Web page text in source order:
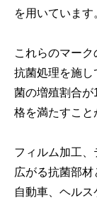
を用いています
これらのマーク
抗菌処理を施し
菌の増殖割合が
格を満たすこと
フィルム加工、
広がる抗菌部材
自動車、ヘル